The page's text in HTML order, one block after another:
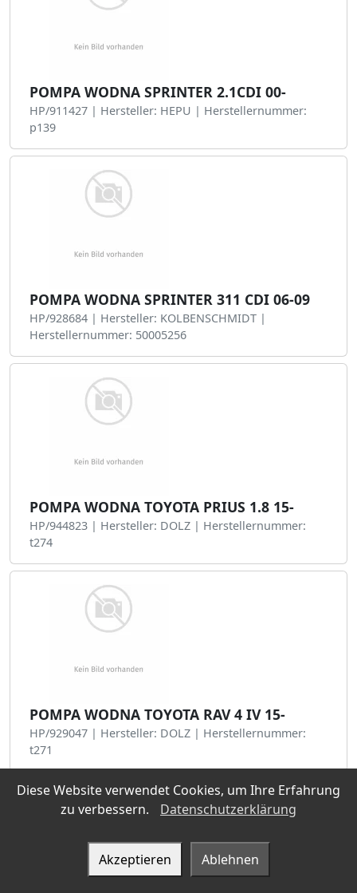
POMPA WODNA SPRINTER 2.1CDI 00-
HP/911427 | Hersteller: HEPU | Herstellernummer:
p139
POMPA WODNA SPRINTER 311 CDI 06-09
HP/928684 | Hersteller: KOLBENSCHMIDT |
Herstellernummer: 50005256
POMPA WODNA TOYOTA PRIUS 1.8 15-
HP/944823 | Hersteller: DOLZ | Herstellernummer:
t274
POMPA WODNA TOYOTA RAV 4 IV 15-
HP/929047 | Hersteller: DOLZ | Herstellernummer:
t271
Diese Website verwendet Cookies, um Ihre Erfahrung
zu verbessern.
Datenschutzerklärung
Akzeptieren Ablehnen